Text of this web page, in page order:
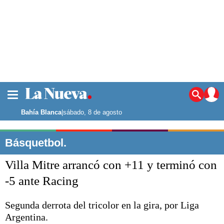
Noticias
La ciudad
Punta Alta
El mundo
Deportes
Escenario Olímpico
Bahía Blanca|sábado, 8 de agosto
Básquetbol.
Villa Mitre arrancó con +11 y terminó con
-5 ante Racing
Segunda derrota del tricolor en la gira, por Liga
Argentina.